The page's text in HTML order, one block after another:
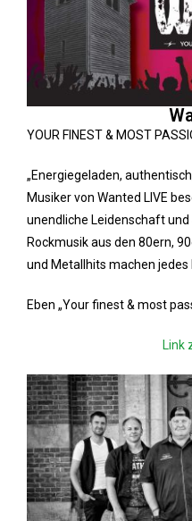
YOUR FINEST & MOST
„Energiegeladen,
Musiker von Wanted LIVE
unendliche Leidenschaft
Rockmusik aus den 80ern,
und Metallhits machen
Eben „Your finest & most
Link